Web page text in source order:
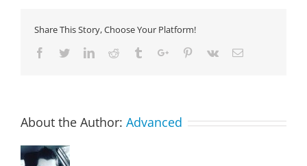
Share This Story, Choose Your Platform!
Facebook
TwitterLinkedinReddit TumblrGoogle+Pinterest
Vk Email
About the Author: Advanced